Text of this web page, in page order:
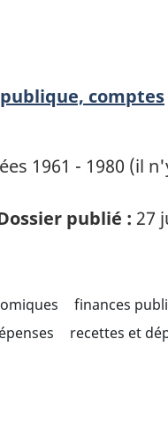
comptes
1961 - 1980 (il
publié : 27
finances
recettes et